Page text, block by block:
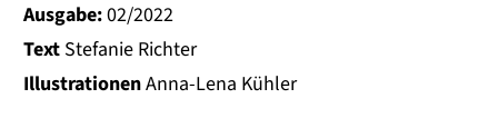
Ausgabe:02/2022
Text Stefanie Richter
IllustrationenAnna-Lena Kühler